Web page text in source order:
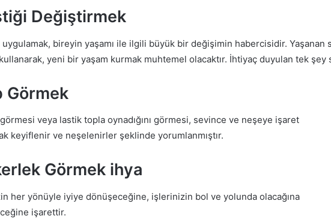
Değiştirmek
bireyin yaşamı ile ilgili büyük bir değişimin habercisidir. Yaşanan
yeni bir yaşam kurmak muhtemel olacaktır. İhtiyaç duyulan tek şey
Görmek
veya lastik topla oynadığını görmesi, sevince ve neşeye işaret
keyiflenir ve neşelenirler şeklinde yorumlanmıştır.
Görmek ihya
her yönüyle iyiye dönüşeceğine, işlerinizin bol ve yolunda olacağına
işarettir.